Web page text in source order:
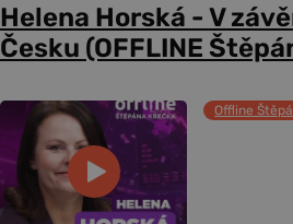
Helena Horská - V
Česku (OFFLINE
Offline